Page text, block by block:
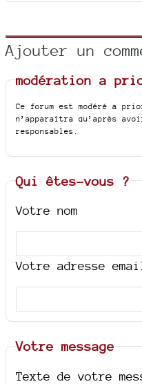
Ajouter un
modération a
Ce forum est modéré a
n’apparaîtra qu’après
responsables.
Qui êtes-vous ?
Votre nom
Votre adresse
Votre message
Texte de votre